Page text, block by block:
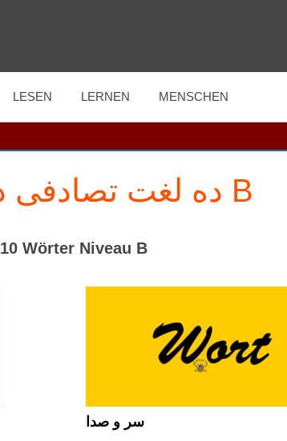
LESEN LERNEN MENSCHEN
B ده لغت تصادفی در سطح
10 Wörter Niveau B
سر و صدا